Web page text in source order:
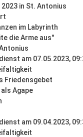
in St. Antonius
im Labyrinth
die Arme aus"
am 07.05.2023,
Friedensgebet
Agape
am 09.04.2023,